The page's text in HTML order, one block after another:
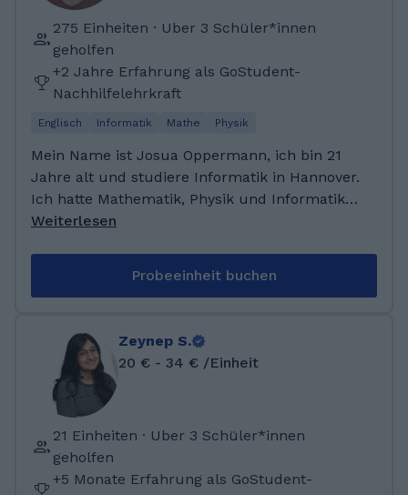
Biologie am Gymnasium Altona in Hamburg
gemacht. Anschließend habe ich mich dazu
entschieden direkt mit meinem Studium zu
beginnen. Aktuell studiere ich
Politikwissenschaften mit dem Nebenfach
Philosophie im dritten Semester an der
275 Einheiten · Uber 3 Schüler*innen
geholfen
+2 Jahre Erfahrung als GoStudent-
Nachhilfelehrkraft
Englisch Informatik Mathe Physik
Mein Name ist Josua Oppermann, ich bin 21
Jahre alt und studiere Informatik in Hannover.
Ich hatte Mathematik, Physik und Informatik
als Leistungskurse im Abitur und beschäftige
oder Online.
Weiterlesen
Probeeinheit buchen
Zeynep S.
20 € - 34 € /Einheit
21 Einheiten · Uber 3 Schüler*innen
geholfen
+5 Monate Erfahrung als GoStudent-